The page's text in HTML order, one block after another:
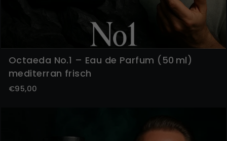
Octaeda No.1 – Eau de Parfum (50 ml)
mediterran frisch
€95,00